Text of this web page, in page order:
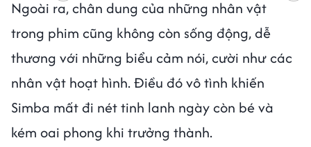
Ngoài ra, chân dung của những nhân vật
trong phim cũng không còn sống động, dễ
thương với những biểu cảm nói, cười như các
nhân vật hoạt hình. Điều đó vô tình khiến
Simba mất đi nét tinh lanh ngày còn bé và
kém oai phong khi trưởng thành.